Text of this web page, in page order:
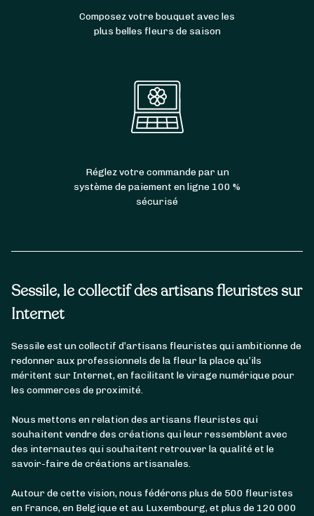
Sessile, le collectif des artisans fleuristes sur
Internet
Sessile est un collectif d’artisans fleuristes qui ambitionne de
redonner aux professionnels de la fleur la place qu’ils
méritent sur Internet, en facilitant le virage numérique pour
les commerces de proximité.
Nous mettons en relation des artisans fleuristes qui
souhaitent vendre des créations qui leur ressemblent avec
des internautes qui souhaitent retrouver la qualité et le
savoir-faire de créations artisanales.
Autour de cette vision, nous fédérons plus de 500 fleuristes
en France, en Belgique et au Luxembourg, et plus de 120 000
Composez votre bouquet avec les
plus belles fleurs de saison
Réglez votre commande par un
système de paiement en ligne 100 %
sécurisé